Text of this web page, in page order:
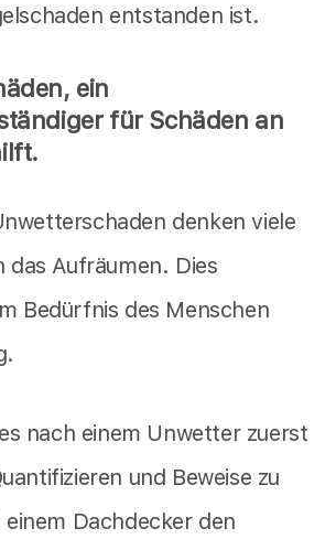
entstanden ist.
ein
für Schäden an
denken viele
das Aufräumen. Dies
Bedürfnis des Menschen
nach einem Unwetter zuerst
und Beweise zu
Dachdecker den